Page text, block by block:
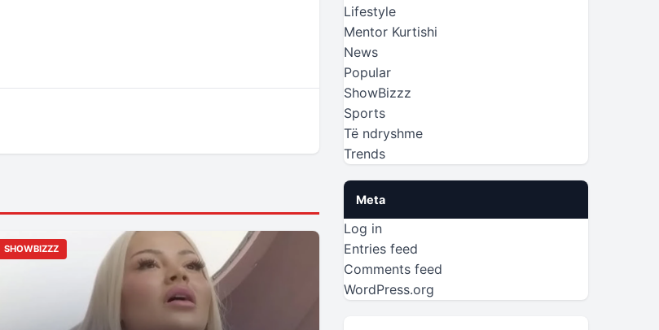
SHOWBIZZZ
Lifestyle
Mentor Kurtishi
News
Popular
ShowBizzz
Sports
Të ndryshme
Trends
Meta
Log in
Entries feed
Comments feed
WordPress.org